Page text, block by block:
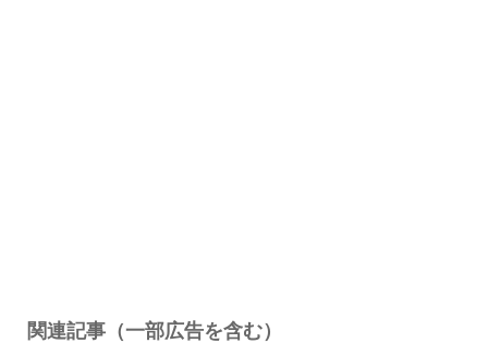
関連記事（一部広告を含む）